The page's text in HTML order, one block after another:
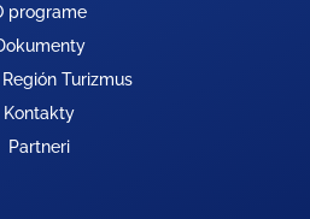
programe
Turizmus
Kontakty
Partneri